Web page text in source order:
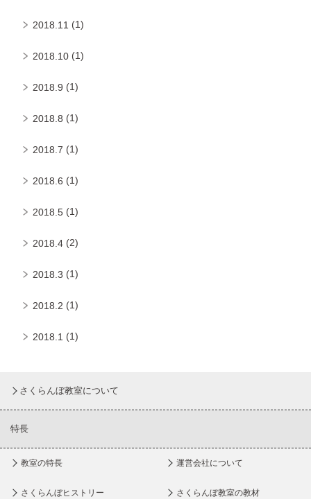
2018.11 (1)
2018.10 (1)
2018.9 (1)
2018.8 (1)
2018.7 (1)
2018.6 (1)
2018.5 (1)
2018.4 (2)
2018.3 (1)
2018.2 (1)
2018.1 (1)
さくらんぼ教室について
特長
教室の特長 運営会社について
さくらんぼヒストリー さくらんぼ教室の教材